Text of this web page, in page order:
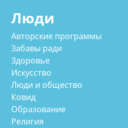
Люди
Авторские программы
Забавы ради
Здоровье
Искусство
Люди и общество
Ковид
Образование
Религия